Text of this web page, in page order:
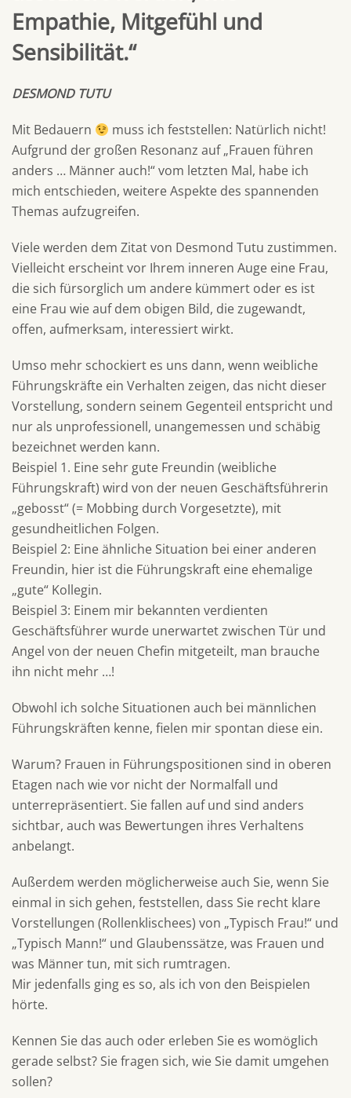
Empathie, Mitgefühl und
Sensibilität.“
DESMOND TUTU
Mit Bedauern
muss ich feststellen: Natürlich nicht!
Aufgrund der großen Resonanz auf „Frauen führen
anders … Männer auch!“ vom letzten Mal, habe ich
mich entschieden, weitere Aspekte des spannenden
Themas aufzugreifen.
Viele werden dem Zitat von Desmond Tutu zustimmen.
Vielleicht erscheint vor Ihrem inneren Auge eine Frau,
die sich fürsorglich um andere kümmert oder es ist
eine Frau wie auf dem obigen Bild, die zugewandt,
offen, aufmerksam, interessiert wirkt.
Umso mehr schockiert es uns dann, wenn weibliche
Führungskräfte ein Verhalten zeigen, das nicht dieser
Vorstellung, sondern seinem Gegenteil entspricht und
nur als unprofessionell, unangemessen und schäbig
bezeichnet werden kann.
Beispiel 1. Eine sehr gute Freundin (weibliche
Führungskraft) wird von der neuen Geschäftsführerin
„gebosst“ (= Mobbing durch Vorgesetzte), mit
gesundheitlichen Folgen.
Beispiel 2: Eine ähnliche Situation bei einer anderen
Freundin, hier ist die Führungskraft eine ehemalige
„gute“ Kollegin.
Beispiel 3: Einem mir bekannten verdienten
Geschäftsführer wurde unerwartet zwischen Tür und
Angel von der neuen Chefin mitgeteilt, man brauche
ihn nicht mehr …!
Obwohl ich solche Situationen auch bei männlichen
Führungskräften kenne, fielen mir spontan diese ein.
Warum? Frauen in Führungspositionen sind in oberen
Etagen nach wie vor nicht der Normalfall und
unterrepräsentiert. Sie fallen auf und sind anders
sichtbar, auch was Bewertungen ihres Verhaltens
anbelangt.
Außerdem werden möglicherweise auch Sie, wenn Sie
einmal in sich gehen, feststellen, dass Sie recht klare
Vorstellungen (Rollenklischees) von „Typisch Frau!“ und
„Typisch Mann!“ und Glaubenssätze, was Frauen und
was Männer tun, mit sich rumtragen.
Mir jedenfalls ging es so, als ich von den Beispielen
hörte.
Kennen Sie das auch oder erleben Sie es womöglich
gerade selbst? Sie fragen sich, wie Sie damit umgehen
sollen?